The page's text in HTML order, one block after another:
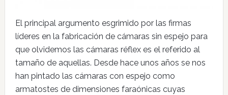
El principal argumento esgrimido por las firmas
líderes en la fabricación de cámaras sin espejo para
que olvidemos las cámaras réflex es el referido al
tamaño de aquellas. Desde hace unos años se nos
han pintado las cámaras con espejo como
armatostes de dimensiones faraónicas cuyas